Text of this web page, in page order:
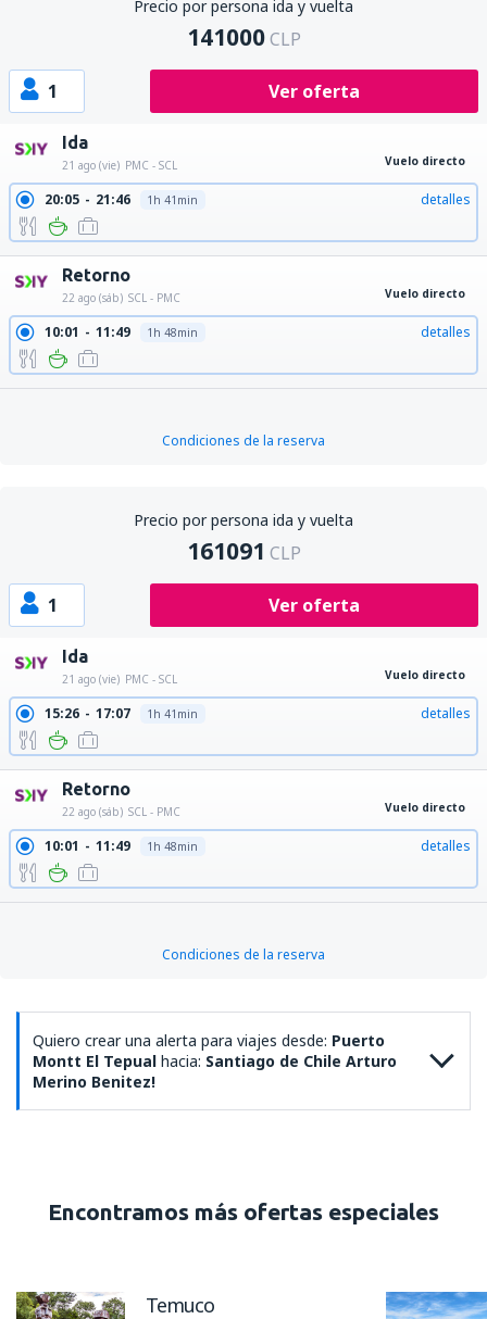
Precio por persona ida y vuelta
141000 CLP
1 Ver oferta
Ida
21 ago (vie) PMC - SCL Vuelo directo
20:05 21:46 1h 41min detalles
Retorno
22 ago (sáb) SCL - PMC Vuelo directo
10:01 11:49 1h 48min detalles
Condiciones de la reserva
Precio por persona ida y vuelta
161091 CLP
1 Ver oferta
Ida
21 ago (vie) PMC - SCL Vuelo directo
15:26 17:07 1h 41min detalles
Retorno
22 ago (sáb) SCL - PMC Vuelo directo
10:01 11:49 1h 48min detalles
Condiciones de la reserva
Quiero crear una alerta para viajes desde: Puerto
Montt El Tepual hacia: Santiago de Chile Arturo
Merino Benitez!
Encontramos más ofertas especiales
Temuco